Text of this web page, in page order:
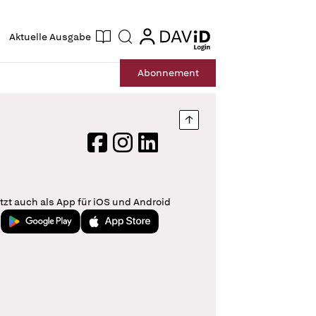
Aktuelle Ausgabe Suche login
login
Abonnement
Nach oben springen
FacebookInstagram
LinkedIn
auch als App für iOS und Android
Jetzt bei Google PlayLaden im App Store